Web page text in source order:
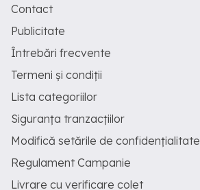
Contact
Publicitate
Întrebări frecvente
Termeni și condiții
Lista categoriilor
Siguranța tranzacțiilor
Modifică setările de confidențialitate
Regulament Campanie
Livrare cu verificare colet